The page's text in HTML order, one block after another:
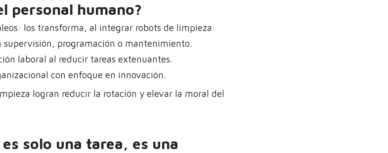
personal humano?
los transforma, al integrar robots de limpieza:
supervisión, programación o mantenimiento.
laboral al reducir tareas extenuantes.
con enfoque en innovación.
logran reducir la rotación y elevar la moral del
solo una tarea, es una